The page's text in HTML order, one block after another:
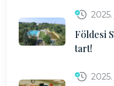
Földesi
tart!